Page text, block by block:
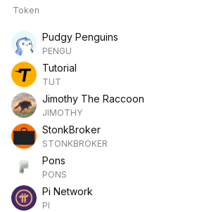
Token
Pudgy Penguins
PENGU
Tutorial
TUT
Jimothy The Raccoon
JIMOTHY
StonkBroker
STONKBROKER
Pons
PONS
Pi Network
PI